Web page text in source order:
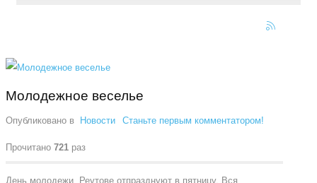
Молодежное веселье
Опубликовано в Новости Станьте первым комментатором!
Прочитано 721 раз
День молодежи Реутове отпразднуют в пятницу. Вся